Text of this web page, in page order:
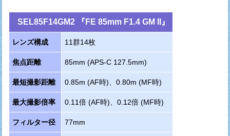
SEL85F14GM2 『FE 85mm F1.4 GM II』
レンズ構成 11群14枚
焦点距離 85mm (APS-C 127.5mm)
最短撮影距離 0.85m (AF時)、0.80m (MF時)
最大撮影倍率 0.11倍 (AF時)、0.12倍 (MF時)
フィルター径 77mm